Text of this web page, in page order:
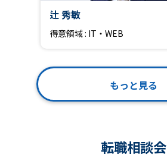
辻 秀敏
得意領域 : IT・WEB
もっと見る
転職相談会